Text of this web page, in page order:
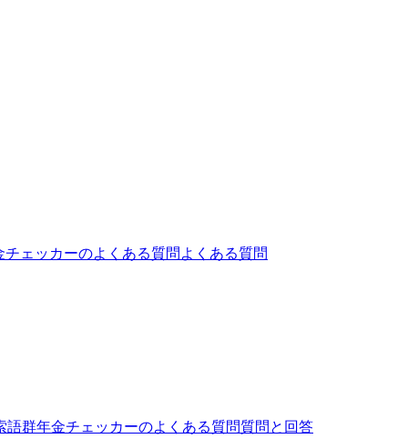
チェッカーのよくある質問 よくある質問
語群年金チェッカーのよくある質問質問と回答